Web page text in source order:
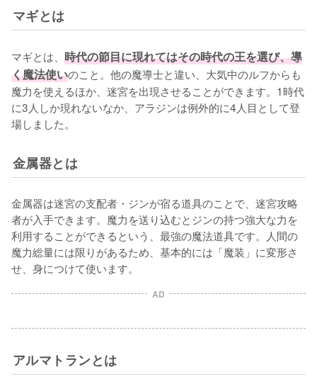
マギとは
マギとは、 時代の節目に現れてはその時代の王を選び、導
く魔法使いのこと。他の魔導士と違い、大気中のルフからも
魔力を使えるほか、迷宮を出現させることができます。1時代
に3人しか現れないなか、アラジンは例外的に4人目として登
場しました。
金属器とは
金属器は迷宮の支配者・ジンが宿る道具のことで、迷宮攻略
者が入手できます。魔力を送り込むとジンの持つ強大な力を
利用することができるという、最強の魔法道具です。人間の
魔力総量には限りがあるため、基本的には「魔装」に変形さ
せ、身につけて使います。
AD
アルマトランとは